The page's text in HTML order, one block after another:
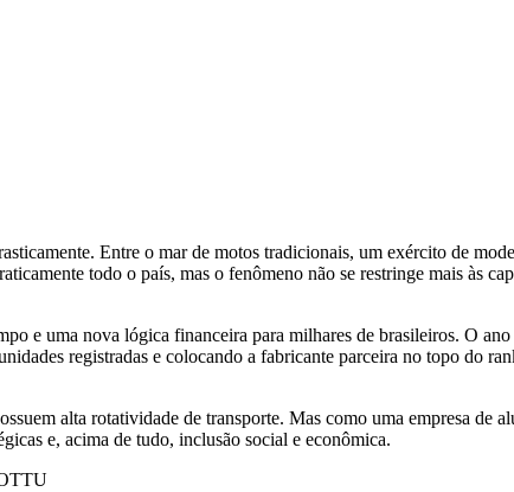
Entre o mar de motos tradicionais, um exército de
todo o país, mas o fenômeno não se restringe mais às
e uma nova lógica financeira para milhares de brasileiros. O
registradas e colocando a fabricante parceira no topo do
alta rotatividade de transporte. Mas como uma empresa de
e, acima de tudo, inclusão social e econômica.